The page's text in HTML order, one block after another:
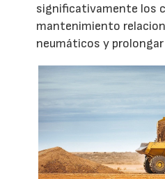
significativamente los
mantenimiento
neumáticos y